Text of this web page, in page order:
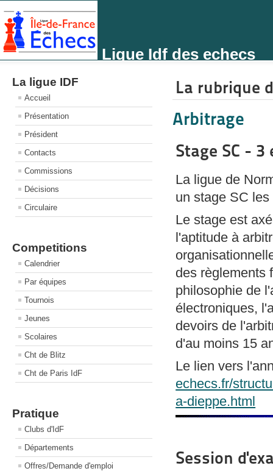
Ligue Idf des echecs
La ligue IDF
Accueil
Présentation
Président
Contacts
Commissions
Décisions
Circulaire
Competitions
Calendrier
Par équipes
Tournois
Jeunes
Scolaires
Cht de Blitz
Cht de Paris IdF
Pratique
Clubs d'IdF
Départements
Offres/Demande d'emploi
La rubrique
Arbitrage
Stage SC -
La ligue de
un stage SC
Le stage est
l'aptitude à
des règlements
philosophie de
électroniques,
devoirs de
d'au moins 15
Le lien vers
echecs.fr/
a-dieppe.html
Session